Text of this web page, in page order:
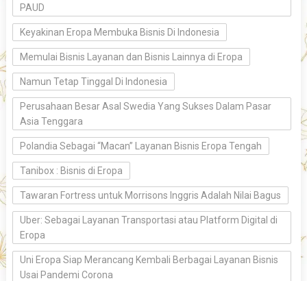
PAUD
Keyakinan Eropa Membuka Bisnis Di Indonesia
Memulai Bisnis Layanan dan Bisnis Lainnya di Eropa
Namun Tetap Tinggal Di Indonesia
Perusahaan Besar Asal Swedia Yang Sukses Dalam Pasar
Asia Tenggara
Polandia Sebagai “Macan” Layanan Bisnis Eropa Tengah
Tanibox : Bisnis di Eropa
Tawaran Fortress untuk Morrisons Inggris Adalah Nilai Bagus
Uber: Sebagai Layanan Transportasi atau Platform Digital di
Eropa
Uni Eropa Siap Merancang Kembali Berbagai Layanan Bisnis
Usai Pandemi Corona